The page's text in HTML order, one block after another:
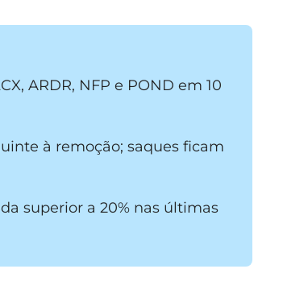
ARDR, NFP e POND em 10
à remoção; saques ficam
superior a 20% nas últimas